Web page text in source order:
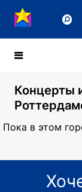
Концерты
Пока в этом